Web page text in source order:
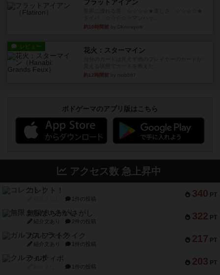
フラットアイアン
約10時間前
レビュー 花火：スターマイン
約12時間前
ボドゲーマのアプリ版はこちら
アクセス数 急上昇中
340 PT
コレクト！
1件の投稿
322 PT
無限まちがいさがし
紹介文あり 2件の投稿
217 PT
ガルフストライク
紹介文あり 1件の投稿
203 PT
クルティボ
1件の投稿